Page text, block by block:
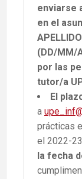
enviarse
en el
(DD/MM/
por las
tutor/a
El
a
prácticas
el 2022-
la fecha